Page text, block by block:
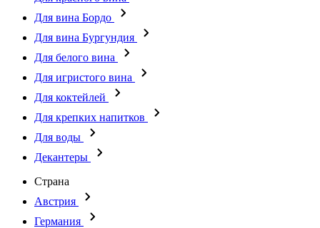
Для вина Бордо
Для вина Бургундия
Для белого вина
Для игристого вина
Для коктейлей
Для крепких напитков
Для воды
Декантеры
Страна
Австрия
Германия